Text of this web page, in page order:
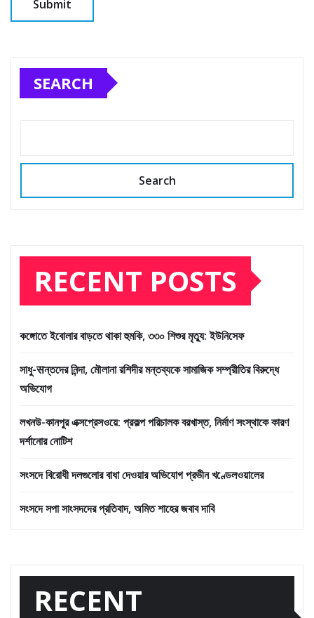
SEARCH
Search
RECENT POSTS
কঙ্গোতে ইবোলার বাড়তে থাকা হুমকি, ৩৩০ শিশুর মৃত্যু: ইউনিসেফ
সাধু-सন্তদের নিন্দা, মৌলানা রশিদীর মন্তব্যকে সামাজিক সম্প্রীতির বিরুদ্ধে
অভিযোগ
লখনউ-কানপুর এক্সপ্রেসওয়ে: প্রকল্প পরিচালক বরখাস্ত, নির্মাণ সংস্থাকে কারণ
দর্শানোর নোটিশ
সংসদে বিরোধী দলগুলোর বাধা দেওয়ার অভিযোগ প্রভীন খণ্ডেলওয়ালের
সংসদে সপা সাংসদদের প্রতিবাদ, অমিত শাহের জবাব দাবি
RECENT